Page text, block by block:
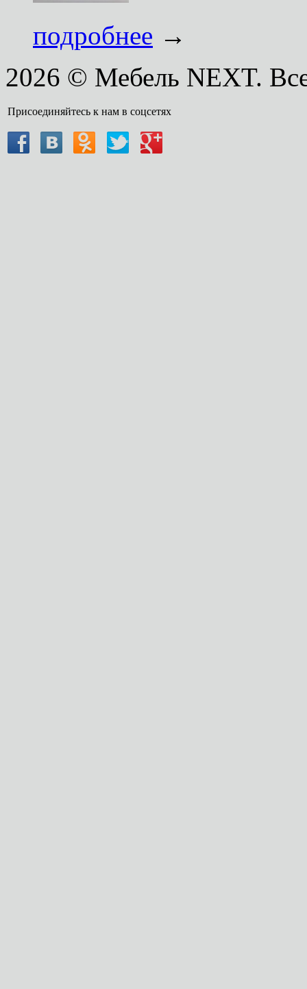
подробнее →
2026 © Мебель NEXT.
Присоединяйтесь к нам в соцсетях